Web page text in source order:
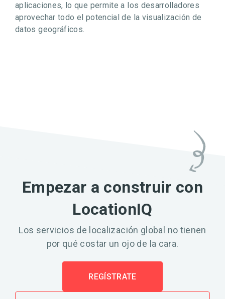
aplicaciones, lo que permite a los desarrolladores
aprovechar todo el potencial de la visualización de
datos geográficos.
Empezar a construir con
LocationIQ
Los servicios de localización global no tienen
por qué costar un ojo de la cara.
REGÍSTRATE